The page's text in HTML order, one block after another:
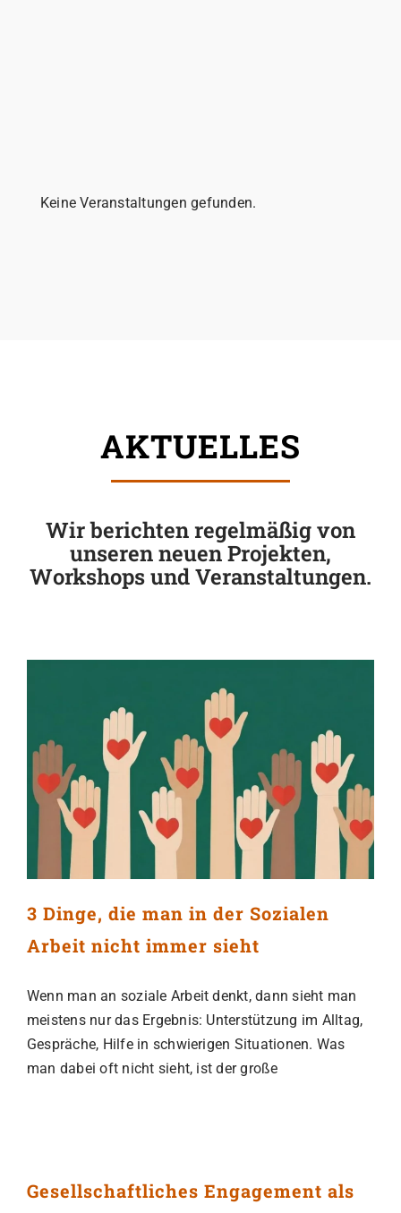
Keine Veranstaltungen gefunden.
AKTUELLES
Wir berichten regelmäßig von
unseren neuen Projekten,
Workshops und Veranstaltungen.
3 Dinge, die man in der Sozialen
Arbeit nicht immer sieht
Wenn man an soziale Arbeit denkt, dann sieht man
meistens nur das Ergebnis: Unterstützung im Alltag,
Gespräche, Hilfe in schwierigen Situationen. Was
man dabei oft nicht sieht, ist der große
Gesellschaftliches Engagement als